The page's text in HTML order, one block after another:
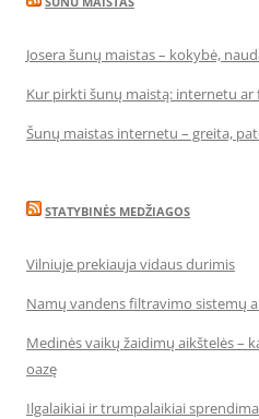
Josera šunų maistas – kokybė,
Kur pirkti šunų maistą: internetu ar
Šunų maistas internetu – greita,
STATYBINĖS MEDŽIAGOS
Vilniuje prekiauja vidaus durimis
Namų vandens filtravimo sistemų
Medinės vaikų žaidimų aikštelės –
oazę
Ilgalaikiai ir trumpalaikiai